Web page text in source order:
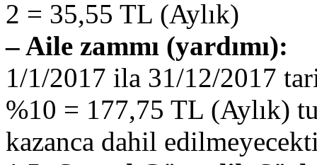
2 = 35,55 TL (Aylık)
– Aile zammı (yardımı):
1/1/2017 ila 31/12/2017
%10 = 177,75 TL (Aylık)
kazanca dahil